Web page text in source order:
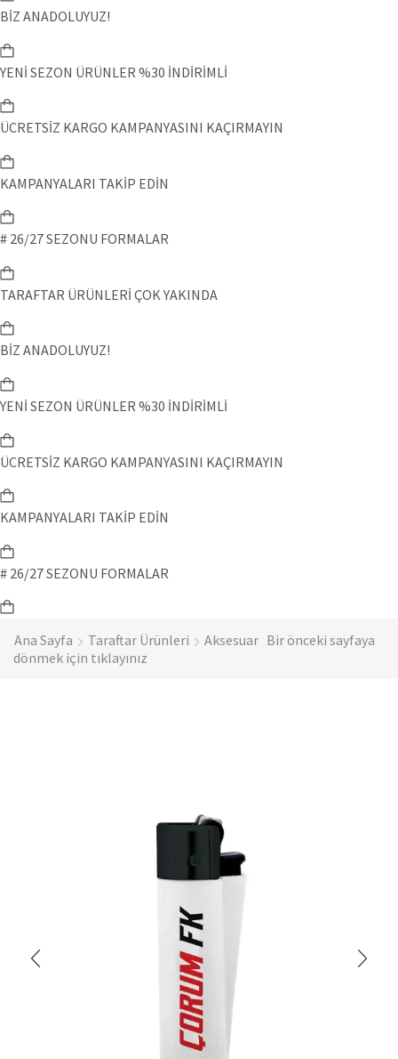
BİZ ANADOLUYUZ!
YENİ SEZON ÜRÜNLER %30 İNDİRİMLİ
ÜCRETSİZ KARGO KAMPANYASINI KAÇIRMAYIN
KAMPANYALARI TAKİP EDİN
# 26/27 SEZONU FORMALAR
TARAFTAR ÜRÜNLERİ ÇOK YAKINDA
BİZ ANADOLUYUZ!
YENİ SEZON ÜRÜNLER %30 İNDİRİMLİ
ÜCRETSİZ KARGO KAMPANYASINI KAÇIRMAYIN
KAMPANYALARI TAKİP EDİN
# 26/27 SEZONU FORMALAR
Ana Sayfa Taraftar Ürünleri Aksesuar Bir önceki sayfaya
dönmek için tıklayınız